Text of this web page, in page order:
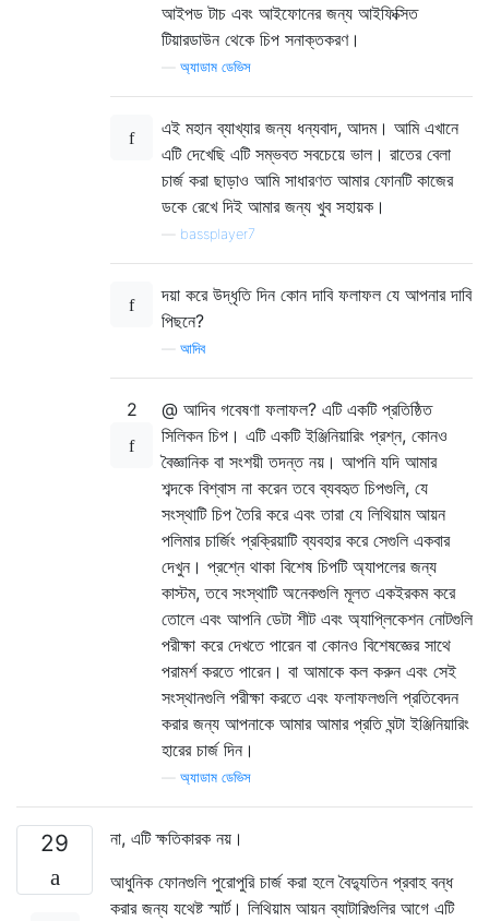
আইপড টাচ এবং আইফোনের জন্য আইফিক্সিত
টিয়ারডাউন থেকে চিপ সনাক্তকরণ।
অ্যাডাম ডেভিস
এই মহান ব্যাখ্যার জন্য ধন্যবাদ, আদম। আমি এখানে
এটি দেখেছি এটি সম্ভবত সবচেয়ে ভাল। রাতের বেলা
চার্জ করা ছাড়াও আমি সাধারণত আমার ফোনটি কাজের
ডকে রেখে দিই আমার জন্য খুব সহায়ক।
bassplayer7
দয়া করে উদ্ধৃতি দিন কোন দাবি ফলাফল যে আপনার দাবি
পিছনে?
আদিব
2
@ আদিব গবেষণা ফলাফল? এটি একটি প্রতিষ্ঠিত
সিলিকন চিপ। এটি একটি ইঞ্জিনিয়ারিং প্রশ্ন, কোনও
বৈজ্ঞানিক বা সংশয়ী তদন্ত নয়। আপনি যদি আমার
শব্দকে বিশ্বাস না করেন তবে ব্যবহৃত চিপগুলি, যে
সংস্থাটি চিপ তৈরি করে এবং তারা যে লিথিয়াম আয়ন
পলিমার চার্জিং প্রক্রিয়াটি ব্যবহার করে সেগুলি একবার
দেখুন। প্রশ্নে থাকা বিশেষ চিপটি অ্যাপলের জন্য
কাস্টম, তবে সংস্থাটি অনেকগুলি মূলত একইরকম করে
তোলে এবং আপনি ডেটা শীট এবং অ্যাপ্লিকেশন নোটগুলি
পরীক্ষা করে দেখতে পারেন বা কোনও বিশেষজ্ঞের সাথে
পরামর্শ করতে পারেন। বা আমাকে কল করুন এবং সেই
সংস্থানগুলি পরীক্ষা করতে এবং ফলাফলগুলি প্রতিবেদন
করার জন্য আপনাকে আমার আমার প্রতি ঘন্টা ইঞ্জিনিয়ারিং
হারের চার্জ দিন।
অ্যাডাম ডেভিস
29
না, এটি ক্ষতিকারক নয়।
আধুনিক ফোনগুলি পুরোপুরি চার্জ করা হলে বৈদ্যুতিন প্রবাহ বন্ধ
করার জন্য যথেষ্ট স্মার্ট। লিথিয়াম আয়ন ব্যাটারিগুলির আগে এটি